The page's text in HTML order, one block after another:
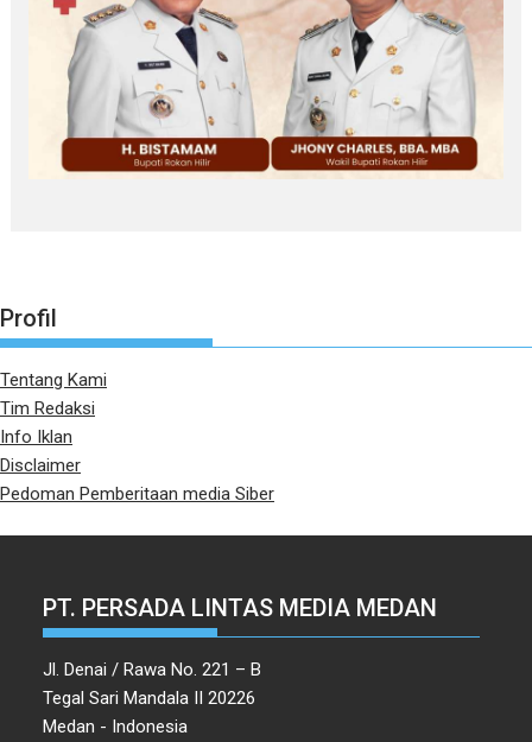
Profil
Tentang Kami
Tim Redaksi
Info Iklan
Disclaimer
Pedoman Pemberitaan media Siber
PT. PERSADA LINTAS MEDIA MEDAN
Jl. Denai / Rawa No. 221 – B
Tegal Sari Mandala II 20226
Medan - Indonesia